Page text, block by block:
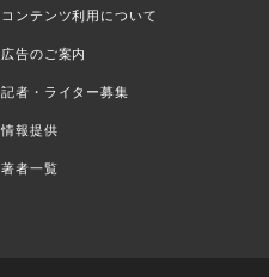
コンテンツ利用について
広告のご案内
記者・ライター募集
情報提供
著者一覧